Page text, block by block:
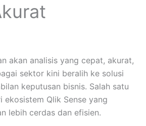
akan analisis yang cepat, akurat,
sektor kini beralih ke solusi
keputusan bisnis. Salah satu
ekosistem Qlik Sense yang
lebih cerdas dan efisien.